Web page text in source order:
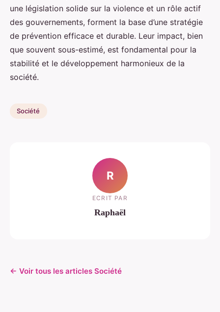
une législation solide sur la violence et un rôle actif
des gouvernements, forment la base d’une stratégie
de prévention efficace et durable. Leur impact, bien
que souvent sous-estimé, est fondamental pour la
stabilité et le développement harmonieux de la
société.
Société
R
ECRIT PAR
Raphaël
← Voir tous les articles Société